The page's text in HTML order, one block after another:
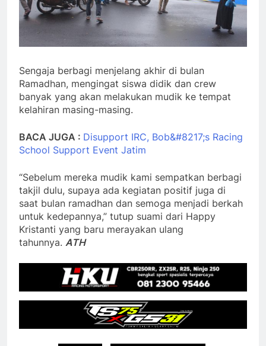
Sengaja berbagi menjelang akhir di bulan
Ramadhan, mengingat siswa didik dan crew
banyak yang akan melakukan mudik ke tempat
kelahiran masing-masing.
BACA JUGA : Disupport IRC, Bob&#8217;s Racing
School Support Event Jatim
“Sebelum mereka mudik kami sempatkan berbagi
takjil dulu, supaya ada kegiatan positif juga di
saat bulan ramadhan dan semoga menjadi berkah
untuk kedepannya,” tutup suami dari Happy
Kristanti yang baru merayakan ulang
tahunnya. ATH